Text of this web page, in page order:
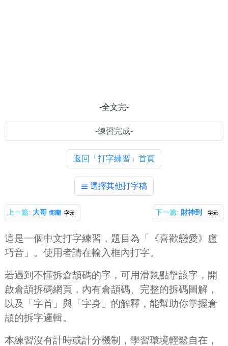
-全文完-
返回「打字練習」首頁
選擇其他打字稿
上一篇: 大哥 衛蘭 字元 下一篇: 財神到 字元
這是一個中文打字練習，題目為「《喜歡戀愛》盧
巧音」。使用者請在輸入框內打字。
若遇到不懂拆倉頡碼的字，可用滑鼠點擊該字，開
啟倉頡拆碼網頁，內有倉頡碼、完整的拆碼圖解，
以及「字首」與「字身」的解釋，能幫助你掌握倉
頡的拆字邏輯。
本練習沒有計時或計分機制，學習環境輕鬆自在，